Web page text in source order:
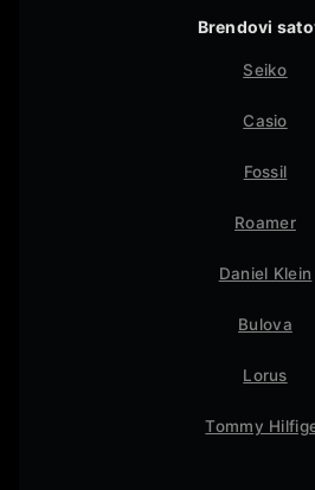
Brendovi
Seiko
Casio
Fossil
Roamer
Daniel Klein
Bulova
Lorus
Tommy